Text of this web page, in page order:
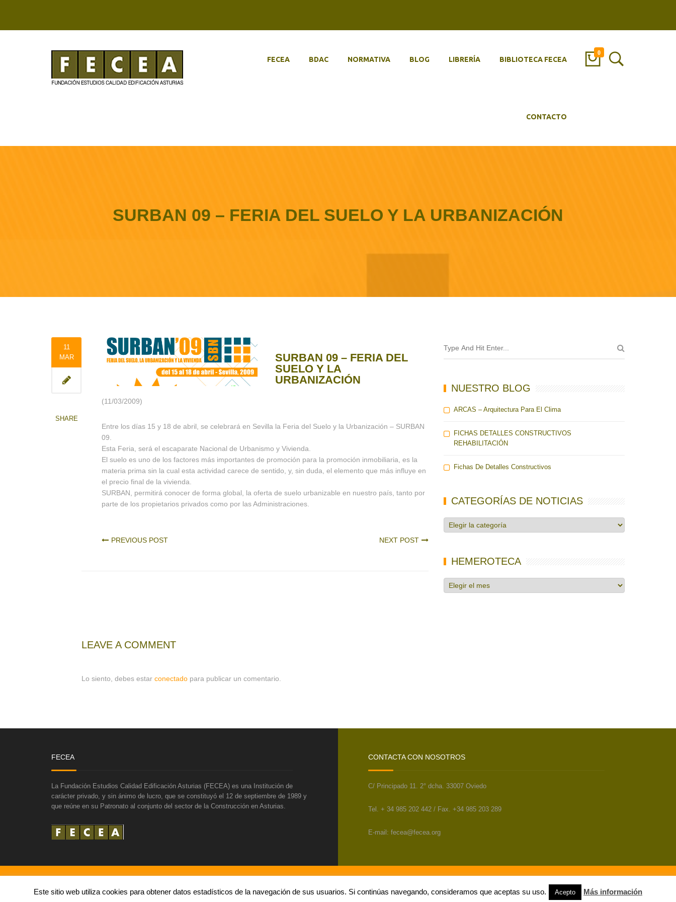
0
FECEA BDAC NORMATIVA BLOG LIBRERÍA BIBLIOTECA FECEA
CONTACTO
SURBAN 09 – FERIA DEL SUELO Y LA URBANIZACIÓN
11
MAR
SHARE
SURBAN 09 – FERIA DEL
SUELO Y LA
URBANIZACIÓN
(11/03/2009)
Entre los días 15 y 18 de abril, se celebrará en Sevilla la Feria del Suelo y la Urbanización – SURBAN
09.
Esta Feria, será el escaparate Nacional de Urbanismo y Vivienda.
El suelo es uno de los factores más importantes de promoción para la promoción inmobiliaria, es la
materia prima sin la cual esta actividad carece de sentido, y, sin duda, el elemento que más influye en
el precio final de la vivienda.
SURBAN, permitirá conocer de forma global, la oferta de suelo urbanizable en nuestro país, tanto por
parte de los propietarios privados como por las Administraciones.
PREVIOUS POST NEXT POST
LEAVE A COMMENT
Lo siento, debes estar conectado para publicar un comentario.
NUESTRO BLOG
ARCAS – Arquitectura Para El Clima
FICHAS DETALLES CONSTRUCTIVOS
REHABILITACIÓN
Fichas De Detalles Constructivos
CATEGORÍAS DE NOTICIAS
Categorías
de
HEMEROTECA
Hemeroteca
FECEA
La Fundación Estudios Calidad Edificación Asturias (FECEA) es una Institución de
carácter privado, y sin ánimo de lucro, que se constituyó el 12 de septiembre de 1989 y
que reúne en su Patronato al conjunto del sector de la Construcción en Asturias.
CONTACTA CON NOSOTROS
C/ Principado 11. 2° dcha. 33007 Oviedo
Tel. + 34 985 202 442 / Fax. +34 985 203 289
E-mail: fecea@fecea.org
Este sitio web utiliza cookies para obtener datos estadísticos de la navegación de sus usuarios. Si continúas navegando, consideramos que aceptas su uso. Acepto Más información